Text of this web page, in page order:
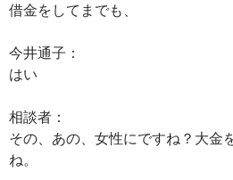
借金をしてまでも、
今井通子：
はい
相談者：
その、あの、女性にですね？大金
ね。